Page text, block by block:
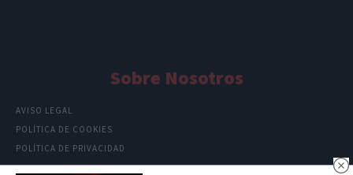
Sobre Nosotros
AVISO LEGAL
POLÍTICA DE COOKIES
POLÍTICA DE PRIVACIDAD